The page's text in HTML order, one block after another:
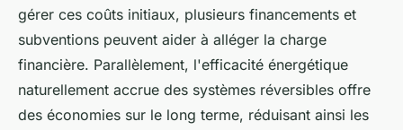
gérer ces coûts initiaux, plusieurs financements et
subventions peuvent aider à alléger la charge
financière. Parallèlement, l'efficacité énergétique
naturellement accrue des systèmes réversibles offre
des économies sur le long terme, réduisant ainsi les